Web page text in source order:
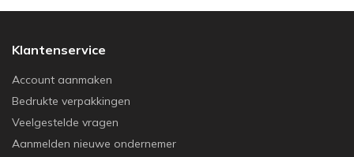
Klantenservice
Account aanmaken
Bedrukte verpakkingen
Veelgestelde vragen
Aanmelden nieuwe ondernemer